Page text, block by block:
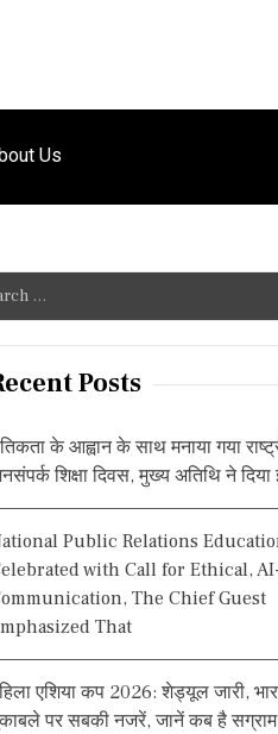
Us
Posts
के आह्वान के साथ मनाया गया
शिक्षा दिवस, मुख्य अतिथि ने
Public Relations
with Call for Ethical,
The Chief Guest
That
एशिया कप 2026: शेड्यूल जारी,
पर सबकी नजरें, जानें कब है सग्राम